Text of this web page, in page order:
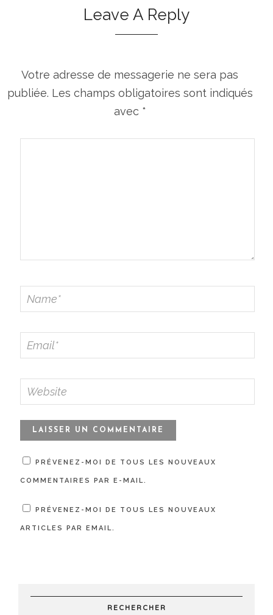
Leave A Reply
Votre adresse de messagerie ne sera pas
publiée. Les champs obligatoires sont indiqués
avec *
PRÉVENEZ-MOI DE TOUS LES NOUVEAUX
COMMENTAIRES PAR E-MAIL.
PRÉVENEZ-MOI DE TOUS LES NOUVEAUX
ARTICLES PAR EMAIL.
RECHERCHER